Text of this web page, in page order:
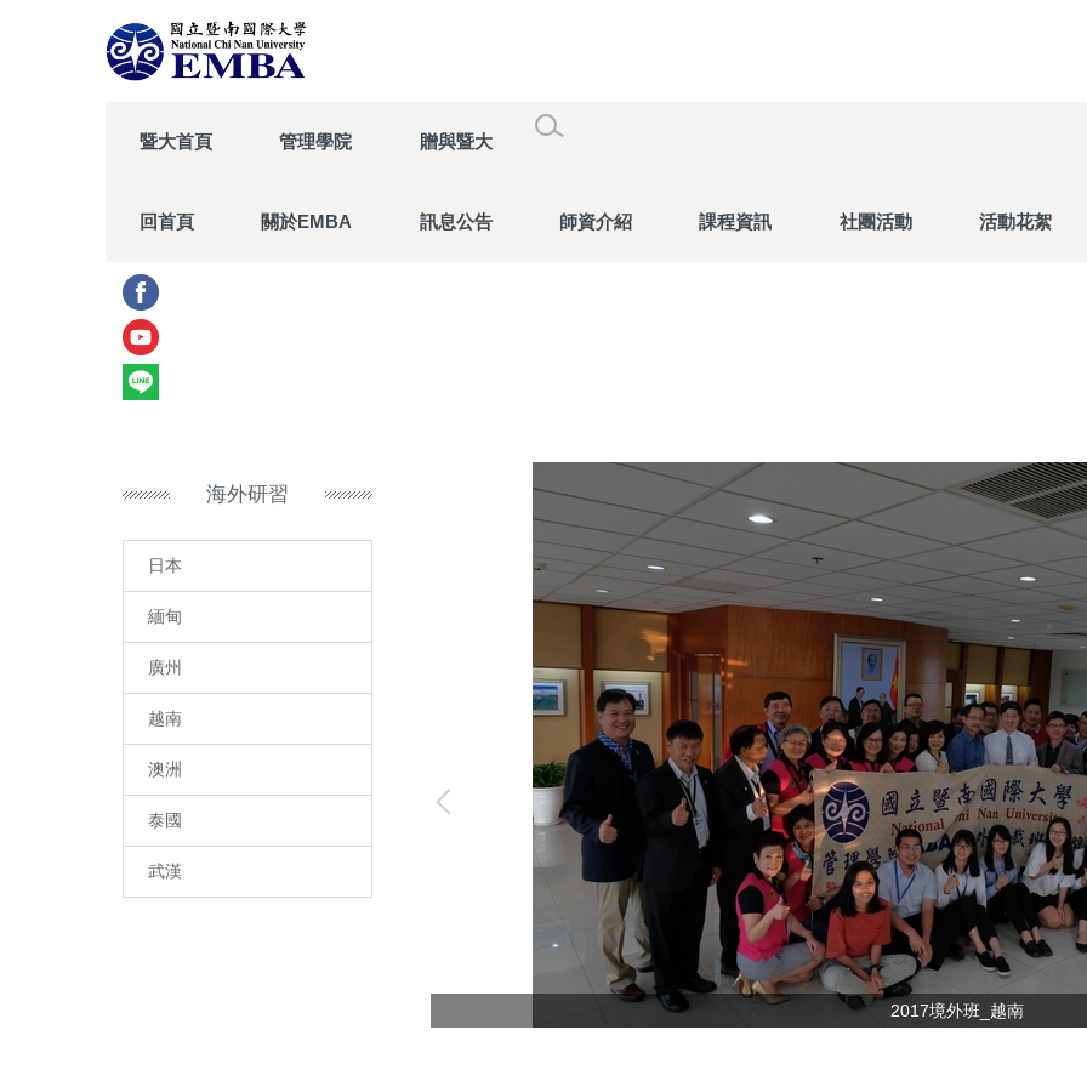
暨大首頁 管理學院 贈與暨大
回首頁 關於EMBA 訊息公告 師資介紹 課程資訊 社團活動 活動花絮
海外研習
日本
緬甸
廣州
越南
澳洲
泰國
武漢
2017境外班_越南